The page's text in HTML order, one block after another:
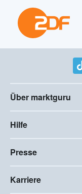
Über marktguru
Hilfe
Presse
Karriere